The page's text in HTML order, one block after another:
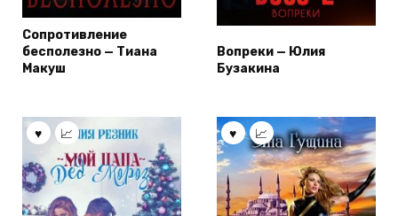
Сопротивление
бесполезно — Тиана
Макуш
Вопреки — Юлия
Бузакина